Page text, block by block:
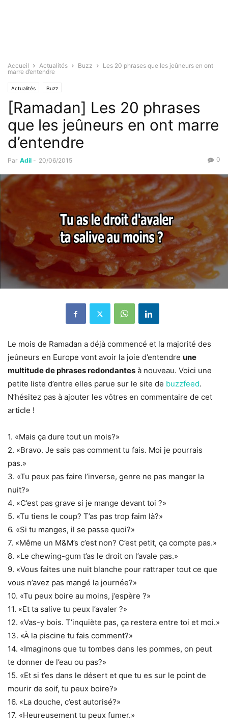
Accueil Actualités Buzz
Les 20 phrases que les jeûneurs en ont
marre d’entendre
Actualités Buzz
[Ramadan] Les 20 phrases
que les jeûneurs en ont marre
d’entendre
Par Adil - 20/06/2015 0
Le mois de Ramadan a déjà commencé et la majorité des
jeûneurs en Europe vont avoir la joie d’entendre une
multitude de phrases redondantes à nouveau. Voici une
petite liste d’entre elles parue sur le site de buzzfeed.
N’hésitez pas à ajouter les vôtres en commentaire de cet
article !
1. «Mais ça dure tout un mois?»
2. «Bravo. Je sais pas comment tu fais. Moi je pourrais
pas.»
3. «Tu peux pas faire l’inverse, genre ne pas manger la
nuit?»
4. «C’est pas grave si je mange devant toi ?»
5. «Tu tiens le coup? T’as pas trop faim là?»
6. «Si tu manges, il se passe quoi?»
7. «Même un M&M’s c’est non? C’est petit, ça compte pas.»
8. «Le chewing-gum t’as le droit on l’avale pas.»
9. «Vous faites une nuit blanche pour rattraper tout ce que
vous n’avez pas mangé la journée?»
10. «Tu peux boire au moins, j’espère ?»
11. «Et ta salive tu peux l’avaler ?»
12. «Vas-y bois. T’inquiète pas, ça restera entre toi et moi.»
13. «À la piscine tu fais comment?»
14. «Imaginons que tu tombes dans les pommes, on peut
te donner de l’eau ou pas?»
15. «Et si t’es dans le désert et que tu es sur le point de
mourir de soif, tu peux boire?»
16. «La douche, c’est autorisé?»
17. «Heureusement tu peux fumer.»